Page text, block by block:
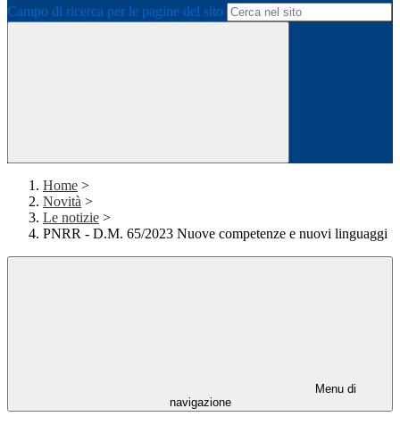
Campo di ricerca per le pagine del sito
Home >
Novità >
Le notizie >
PNRR - D.M. 65/2023 Nuove competenze e nuovi linguaggi
Menu di
navigazione